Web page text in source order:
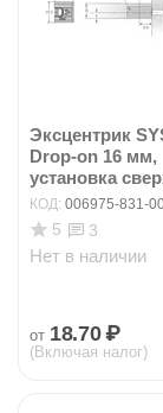
Эксцентрик
Drop-on 16 мм,
установка
КОД: 006975-831-
5 3
Нет в наличии
от 18.70 ₽
(Включая налог)